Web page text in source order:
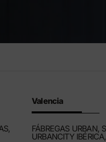
Valencia
FÁBREGAS URBAN,
URBANCITY